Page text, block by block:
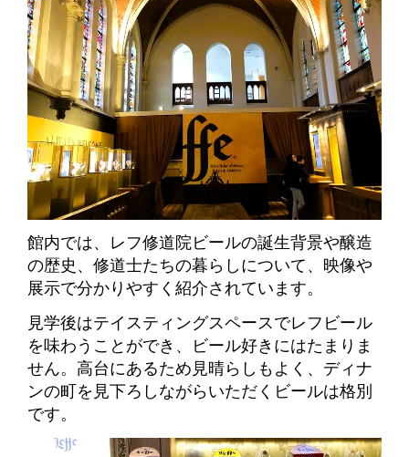
館内では、レフ修道院ビールの誕生背景や醸造
の歴史、修道士たちの暮らしについて、映像や
展示で分かりやすく紹介されています。
見学後はテイスティングスペースでレフビール
を味わうことができ、ビール好きにはたまりま
せん。 高台にあるため見晴らしもよく、ディナ
ンの町を見下ろしながらいただくビールは格別
です。